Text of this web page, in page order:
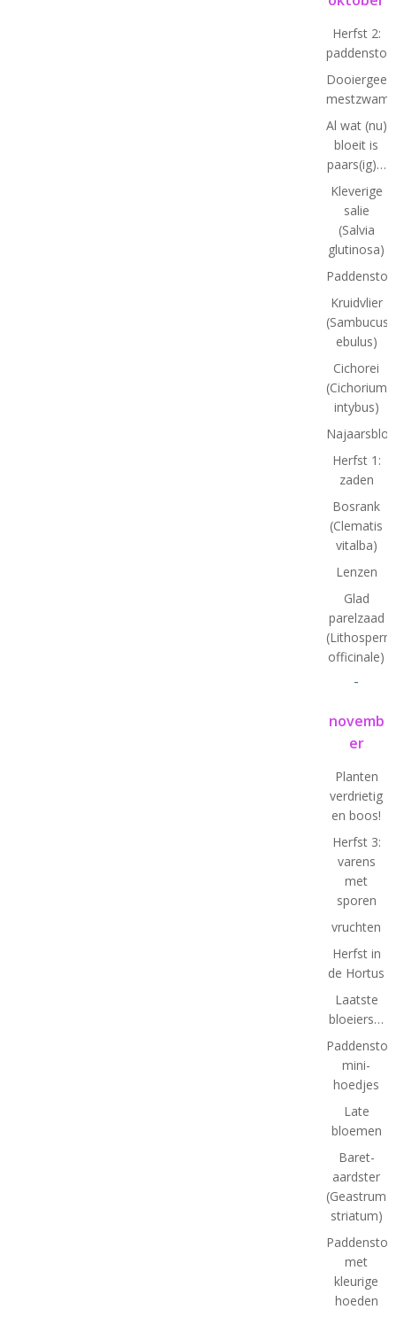
Herfst 2:
Dooiergeel
Al wat (nu)
bloeit is
paars(ig)…
Kleverige
salie
(Salvia
glutinosa)
Kruidvlier
(Sambucus
ebulus)
Cichorei
(Cichorium
intybus)
Herfst 1:
zaden
Bosrank
(Clematis
vitalba)
Lenzen
Glad
parelzaad
officinale)
-
novemb
er
Planten
verdrietig
en boos!
Herfst 3:
varens
met
sporen
vruchten
Herfst in
de Hortus
Laatste
bloeiers…
mini-
hoedjes
Late
bloemen
Baret-
aardster
(Geastrum
striatum)
met
kleurige
hoeden